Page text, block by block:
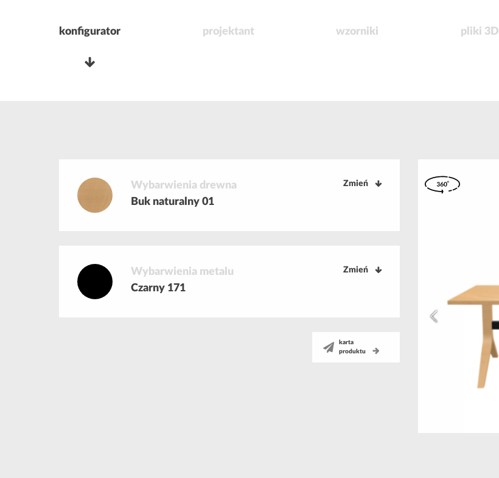
konfigurator projektant wzorniki pliki 3D
Wybarwienia drewna
Buk naturalny 01
Zmień
Wybarwienia metalu
Czarny 171
Zmień
karta
produktu